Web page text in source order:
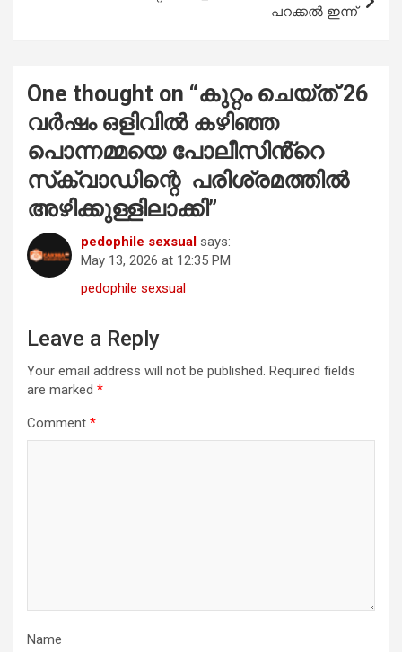
പറക്കല്‍ ഇന്ന്
One thought on “കുറ്റം ചെയ്ത് 26
വർഷം ഒളിവിൽ കഴിഞ്ഞ
പൊന്നമ്മയെ പോലീസിൻ്റെ
സ്‌ക്വാഡിന്റെ പരിശ്രമത്തിൽ
അഴിക്കുള്ളിലാക്കി”
pedophile sexsual says:
May 13, 2026 at 12:35 PM
pedophile sexsual
Leave a Reply
Your email address will not be published. Required fields
are marked *
Comment *
Name